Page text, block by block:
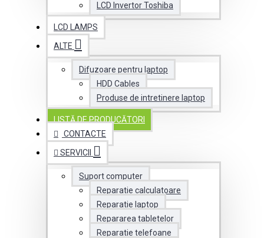
LCD Invertor Toshiba
LCD LAMPS
ALTE
Difuzoare pentru laptop
HDD Cables
Produse de intretinere laptop
LISTĂ DE PRODUCĂTORI
CONTACTE
SERVICII
Suport computer
Reparatie calculatoare
Reparatie laptop
Repararea tabletelor
Reparatie telefoane